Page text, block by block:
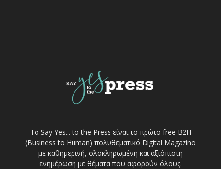
Το Say Yes... to the Press είναι το πρώτο free Β2Η
(Business to Human) πολυθεματικό Digital Magazino
με καθημερινή, ολοκληρωμένη και αξιόπιστη
ενημέρωση με θέματα που αφορούν όλους.